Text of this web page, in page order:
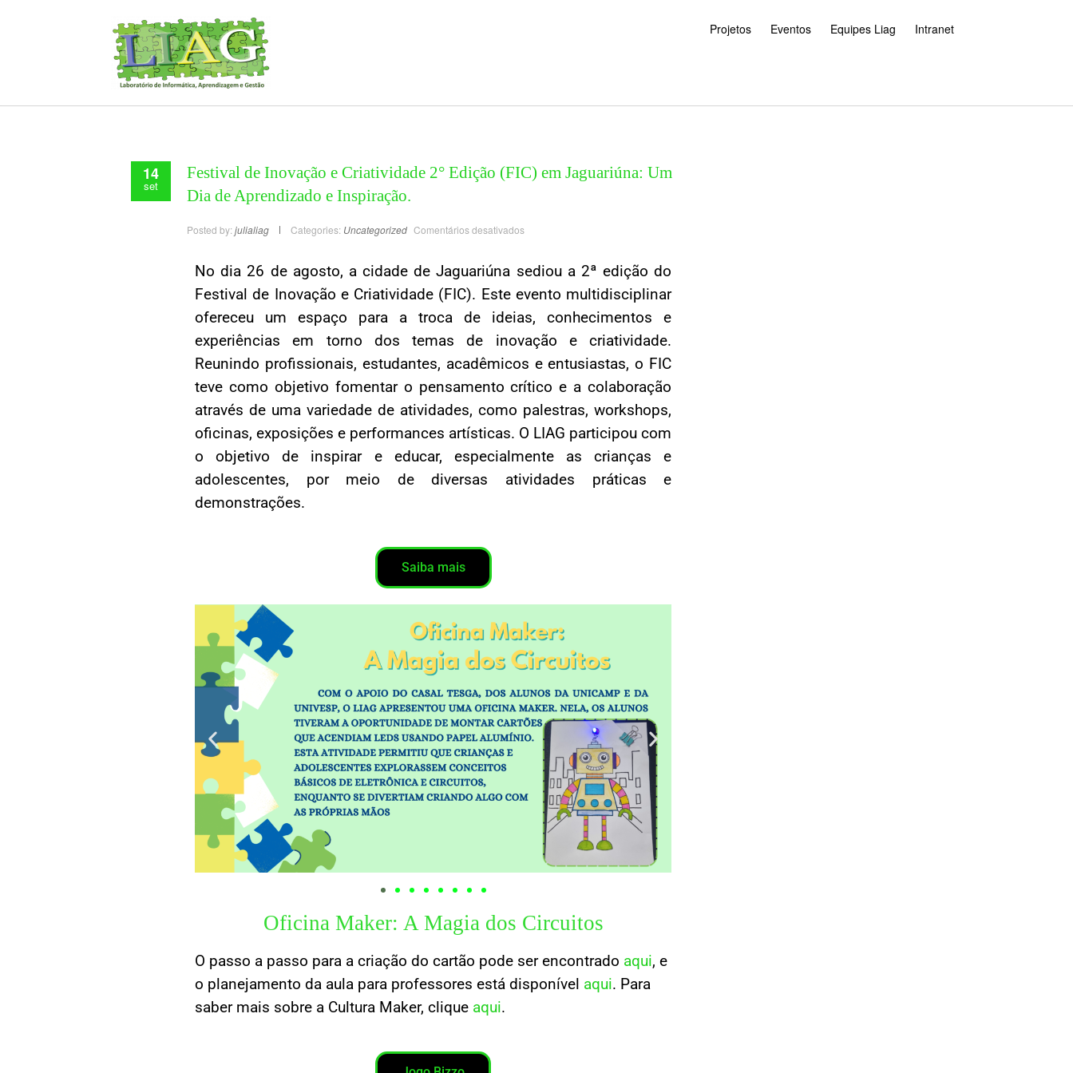
Projetos Eventos Equipes Liag Intranet
14
set
Festival de Inovação e Criatividade 2° Edição (FIC) em Jaguariúna: Um
Dia de Aprendizado e Inspiração.
Posted by: julialiag Categories: Uncategorized Comentários desativados
No dia 26 de agosto, a cidade de Jaguariúna sediou a 2ª edição do
Festival de Inovação e Criatividade (FIC). Este evento multidisciplinar
ofereceu um espaço para a troca de ideias, conhecimentos e
experiências em torno dos temas de inovação e criatividade.
Reunindo profissionais, estudantes, acadêmicos e entusiastas, o FIC
teve como objetivo fomentar o pensamento crítico e a colaboração
através de uma variedade de atividades, como palestras, workshops,
oficinas, exposições e performances artísticas. O LIAG participou com
o objetivo de inspirar e educar, especialmente as crianças e
adolescentes, por meio de diversas atividades práticas e
demonstrações.
Saiba mais
Oficina Maker: A Magia dos Circuitos
O passo a passo para a criação do cartão pode ser encontrado aqui, e
o planejamento da aula para professores está disponível aqui. Para
saber mais sobre a Cultura Maker, clique aqui.